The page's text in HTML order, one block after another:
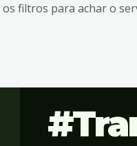
os filtros para achar o
SERVICO